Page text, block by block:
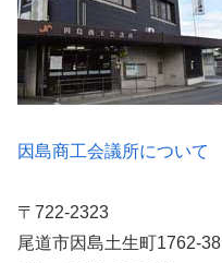
因島商工会議所について
〒722-2323
尾道市因島土生町1762-38